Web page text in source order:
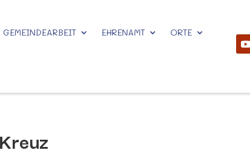
GEMEINDEARBEIT EHRENAMT
ORTE